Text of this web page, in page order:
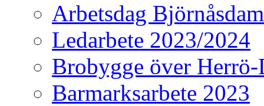
Arbetsdag
Ledarbete 2023/2024
Brobygge över Herrö-
Barmarksarbete 2023